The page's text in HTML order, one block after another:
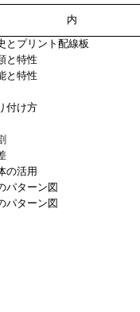
内
とプリント配線板
と特性
と特性
付け方
の活用
パターン図
パターン図